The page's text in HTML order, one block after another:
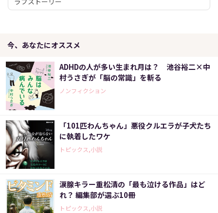
今、あなたにオススメ
ADHDの人が多い生まれ月は？ 池谷裕二×中
村うさぎが「脳の常識」を斬る
ノンフィクション
「101匹わんちゃん」悪役クルエラが子犬たち
に執着したワケ
トピックス,小説
涙腺キラー重松清の「最も泣ける作品」はど
れ？ 編集部が選ぶ10冊
トピックス,小説